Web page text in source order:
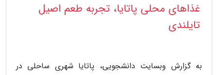
غذاهای محلی پاتایا، تجربه طعم اصیل
تایلندی
به گزارش وبسایت دانشجویی، پاتایا شهری ساحلی در